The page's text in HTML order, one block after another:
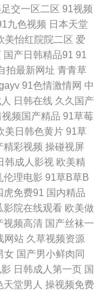
交一区二区 91视频
九色视频 日本天堂
美怡红院院二区 爱
国产日韩精品91 91
拍最新网址 青青草
91色情激情网 中
日韩在线 久久国产
频国产精品 91草莓
美日韩色黄片 91草
精彩视频 操碰视屏
韩成人影视 欧美精
伦理电影 91草B草B
虎免费91 国内精品
影院在线观看 欧美做
视频高清 国产丝袜一
网站 久草视频资源
女 国产男小鲜肉同
日韩成人第一页 国
天堂男人 操视频免费